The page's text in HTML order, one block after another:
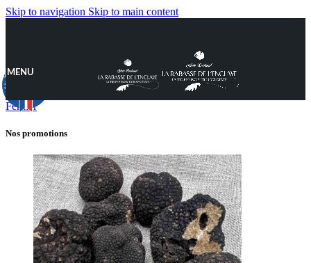
Skip to navigation Skip to main content
MENU
Fermer
Nos promotions